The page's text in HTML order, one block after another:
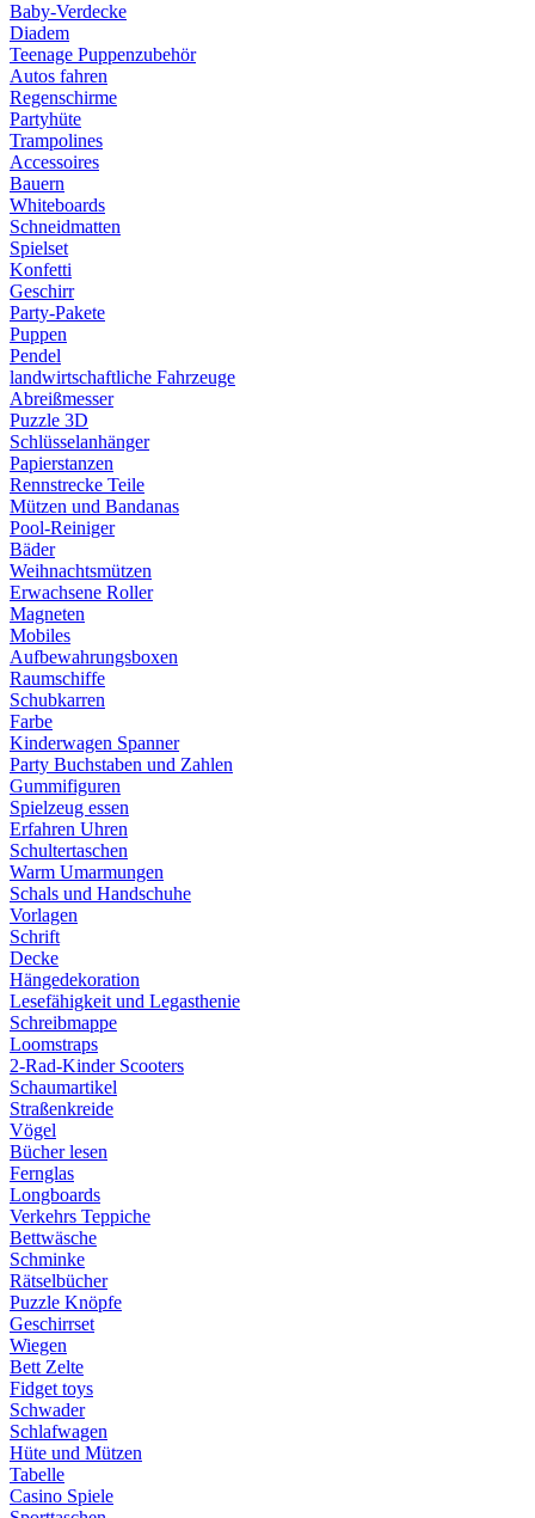
Baby-Verdecke
Diadem
Teenage Puppenzubehör
Autos fahren
Regenschirme
Partyhüte
Trampolines
Accessoires
Bauern
Whiteboards
Schneidmatten
Spielset
Konfetti
Geschirr
Party-Pakete
Puppen
Pendel
landwirtschaftliche Fahrzeuge
Abreißmesser
Puzzle 3D
Schlüsselanhänger
Papierstanzen
Rennstrecke Teile
Mützen und Bandanas
Pool-Reiniger
Bäder
Weihnachtsmützen
Erwachsene Roller
Magneten
Mobiles
Aufbewahrungsboxen
Raumschiffe
Schubkarren
Farbe
Kinderwagen Spanner
Party Buchstaben und Zahlen
Gummifiguren
Spielzeug essen
Erfahren Uhren
Schultertaschen
Warm Umarmungen
Schals und Handschuhe
Vorlagen
Schrift
Decke
Hängedekoration
Lesefähigkeit und Legasthenie
Schreibmappe
Loomstraps
2-Rad-Kinder Scooters
Schaumartikel
Straßenkreide
Vögel
Bücher lesen
Fernglas
Longboards
Verkehrs Teppiche
Bettwäsche
Schminke
Rätselbücher
Puzzle Knöpfe
Geschirrset
Wiegen
Bett Zelte
Fidget toys
Schwader
Schlafwagen
Hüte und Mützen
Tabelle
Casino Spiele